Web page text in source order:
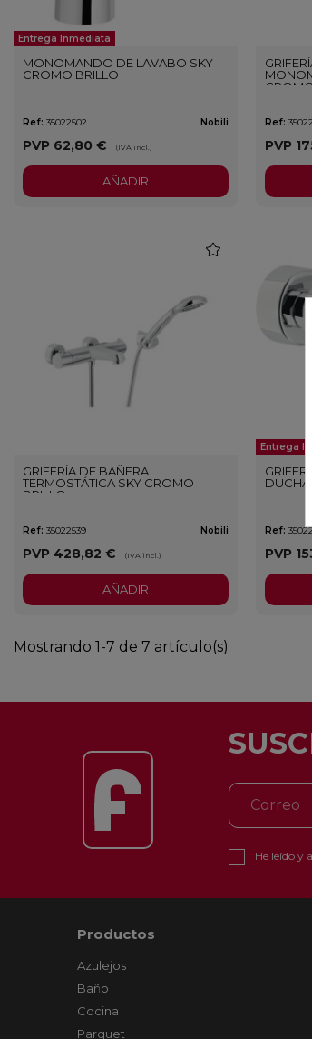
Entrega Inmediata
MONOMANDO DE LAVABO SKY
CROMO BRILLO
Ref: 35022502 Nobili
PVP 62,80 € (IVA incl.)
AÑADIR
Ref:
PVP
GRIFERÍA DE BAÑERA
TERMOSTÁTICA SKY CROMO
BRILLO
Ref: 35022539 Nobili
PVP 428,82 € (IVA incl.)
favorite
AÑADIR
Entrega
DUCHA
Ref:
PVP
Mostrando 1-7 de 7 artículo(s)
He leído y
Productos
Azulejos
Baño
Cocina
Parquet